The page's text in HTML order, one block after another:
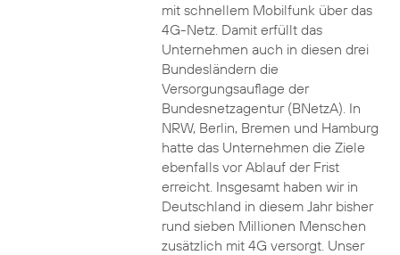
mit schnellem Mobilfunk über das
4G-Netz. Damit erfüllt das
Unternehmen auch in diesen drei
Bundesländern die
Versorgungsauflage der
Bundesnetzagentur (BNetzA). In
NRW, Berlin, Bremen und Hamburg
hatte das Unternehmen die Ziele
ebenfalls vor Ablauf der Frist
erreicht. Insgesamt haben wir in
Deutschland in diesem Jahr bisher
rund sieben Millionen Menschen
zusätzlich mit 4G versorgt. Unser